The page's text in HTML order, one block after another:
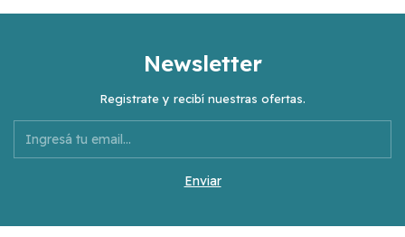
Newsletter
Registrate y recibí nuestras ofertas.